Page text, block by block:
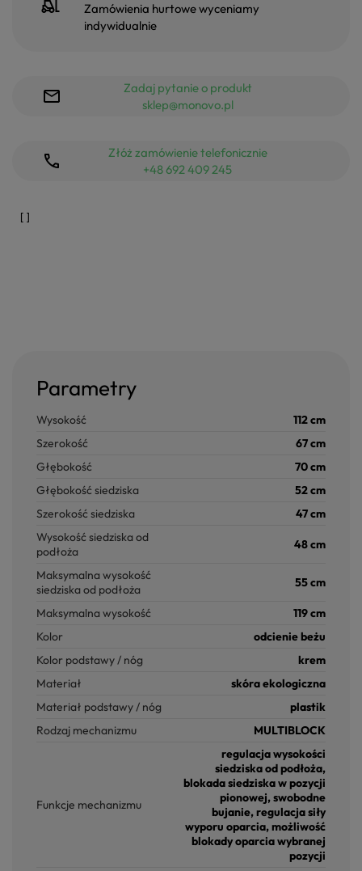
Zamówienia hurtowe wyceniamy
indywidualnie
Zadaj pytanie o produkt
sklep@monovo.pl
Złóż zamówienie telefonicznie
+48 692 409 245
Parametry
Wysokość
112 cm
Szerokość
67 cm
Głębokość
70 cm
Głębokość siedziska
52 cm
Szerokość siedziska
47 cm
Wysokość siedziska od
podłoża
48 cm
Maksymalna wysokość
siedziska od podłoża
55 cm
Maksymalna wysokość
119 cm
Kolor
odcienie beżu
Kolor podstawy / nóg
krem
Materiał
skóra ekologiczna
Materiał podstawy / nóg
plastik
Rodzaj mechanizmu
MULTIBLOCK
Funkcje mechanizmu
regulacja wysokości
siedziska od podłoża,
blokada siedziska w pozycji
pionowej, swobodne
bujanie, regulacja siły
wyporu oparcia, możliwość
blokady oparcia wybranej
pozycji